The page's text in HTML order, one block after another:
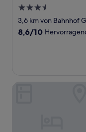
3.5-
Sterne-
Unterkunft
3,6 km von Bahnhof
8.6
8,6/10